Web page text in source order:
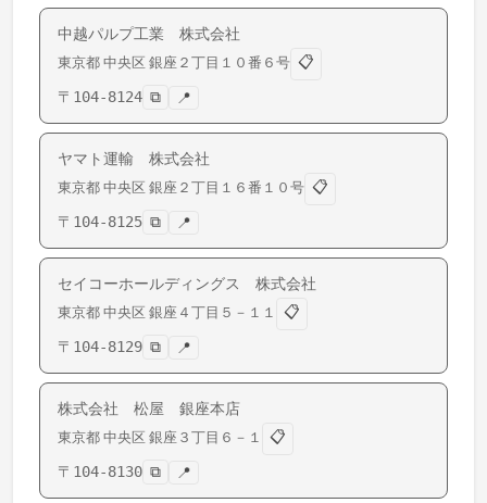
中越パルプ工業 株式会社
東京都 中央区 銀座 ２丁目１０番６号 📋
〒 104-8124 ⧉ 📍
ヤマト運輸 株式会社
東京都 中央区 銀座 ２丁目１６番１０号 📋
〒 104-8125 ⧉ 📍
セイコーホールディングス 株式会社
東京都 中央区 銀座 ４丁目５－１１
📋
〒 104-8129 ⧉ 📍
株式会社 松屋 銀座本店
東京都 中央区 銀座 ３丁目６－１
📋
〒 104-8130 ⧉ 📍